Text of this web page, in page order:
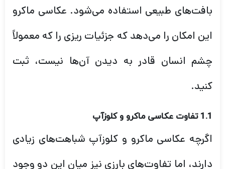
بافت‌های طبیعی استفاده می‌شود. عکاسی ماکرو
این امکان را می‌دهد که جزئیات ریزی را که معمولاً
چشم انسان قادر به دیدن آن‌ها نیست، ثبت
کنید.
1.1 تفاوت عکاسی ماکرو و کلوزآپ
اگرچه عکاسی ماکرو و کلوزآپ شباهت‌های زیادی
دارند، اما تفاوت‌های بارزی نیز میان این دو وجود